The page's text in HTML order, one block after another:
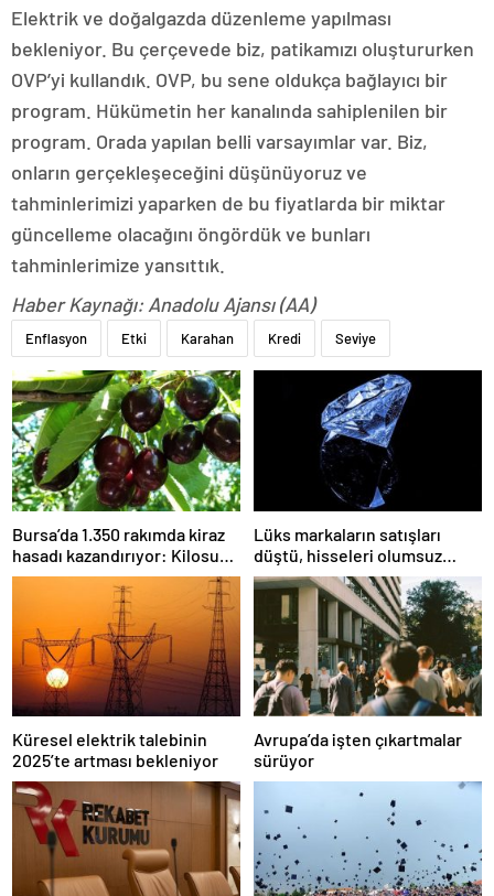
Elektrik ve doğalgazda düzenleme yapılması
bekleniyor. Bu çerçevede biz, patikamızı oluştururken
OVP’yi kullandık. OVP, bu sene oldukça bağlayıcı bir
program. Hükümetin her kanalında sahiplenilen bir
program. Orada yapılan belli varsayımlar var. Biz,
onların gerçekleşeceğini düşünüyoruz ve
tahminlerimizi yaparken de bu fiyatlarda bir miktar
güncelleme olacağını öngördük ve bunları
tahminlerimize yansıttık.
Haber Kaynağı: Anadolu Ajansı (AA)
Enflasyon Etki Karahan Kredi Seviye
Bursa’da 1.350 rakımda kiraz
hasadı kazandırıyor: Kilosu
80 lira
Lüks markaların satışları
düştü, hisseleri olumsuz
etkilendi
Küresel elektrik talebinin
2025’te artması bekleniyor
Avrupa’da işten çıkartmalar
sürüyor